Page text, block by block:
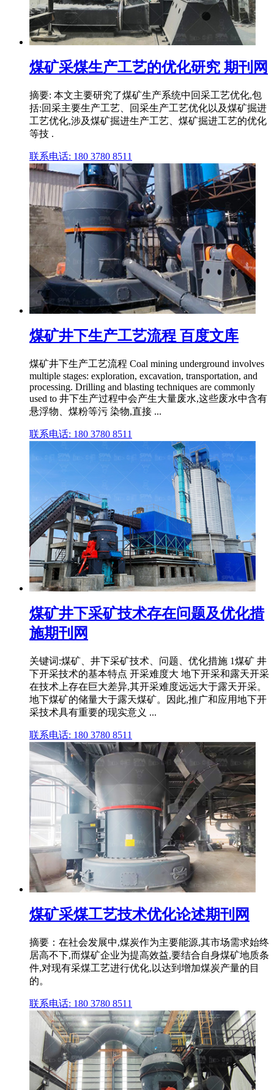
煤矿采煤生产工艺的优化研究 期刊网
摘要: 本文主要研究了煤矿生产系统中回采工艺优化,包
括:回采主要生产工艺、回采生产工艺优化以及煤矿掘进
工艺优化,涉及煤矿掘进生产工艺、煤矿掘进工艺的优化
等技 .
联系电话: 180 3780 8511
煤矿井下生产工艺流程 百度文库
煤矿井下生产工艺流程 Coal mining underground involves
multiple stages: exploration, excavation, transportation, and
processing. Drilling and blasting techniques are commonly
used to 井下生产过程中会产生大量废水,这些废水中含有
悬浮物、煤粉等污 染物,直接 ...
联系电话: 180 3780 8511
煤矿井下采矿技术存在问题及优化措
施期刊网
关键词:煤矿、井下采矿技术、问题、优化措施 1煤矿 井
下开采技术的基本特点 开采难度大 地下开采和露天开采
在技术上存在巨大差异,其开采难度远远大于露天开采。
地下煤矿的储量大于露天煤矿。因此,推广和应用地下开
采技术具有重要的现实意义 ...
联系电话: 180 3780 8511
煤矿采煤工艺技术优化论述期刊网
摘要：在社会发展中,煤炭作为主要能源,其市场需求始终
居高不下,而煤矿企业为提高效益,要结合自身煤矿地质条
件,对现有采煤工艺进行优化,以达到增加煤炭产量的目
的。
联系电话: 180 3780 8511